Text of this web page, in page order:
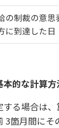
の制裁の意思
に到達した日
本的な計算方
る場合は、
3箇月間にそ